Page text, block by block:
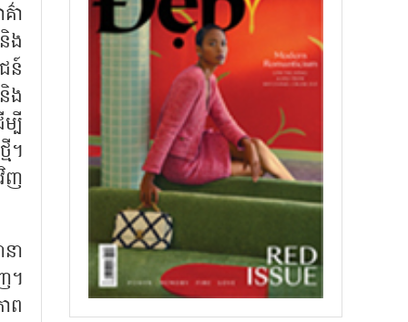
ា
ង
ន៍
ង
បី
។
ញ
ា
។
ព